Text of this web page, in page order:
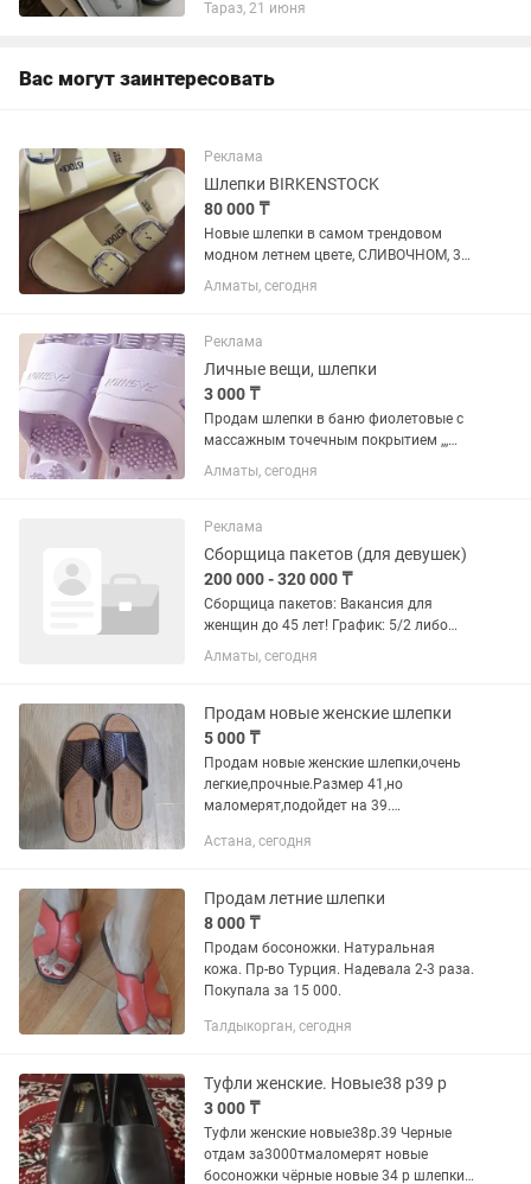
Тараз, 21 июня
Вас могут заинтересовать
Реклама
Шлепки BIRKENSTOCK
80 000 ₸
Новые шлепки в самом трендовом
модном летнем цвете, СЛИВОЧНОМ, 38
размер, покупали в Европе
Алматы, сегодня
Реклама
Личные вещи, шлепки
3 000 ₸
Продам шлепки в баню фиолетовые с
массажным точечным покрытием ,,,
мыльницы лёгкие серого цвета, на
узкую ногу ,брала себе не подошли ,у
Алматы, сегодня
Реклама
Сборщица пакетов (для девушек)
200 000 - 320 000 ₸
Сборщица пакетов: Вакансия для
женщин до 45 лет! График: 5/2 либо
6/1, в зависимостиот загруженности
производства. Смена по 11 часов, с
14:00, обед бесплатный,...
Алматы, сегодня
Продам новые женские шлепки
5 000 ₸
Продам новые женские шлепки,очень
легкие,прочные.Размер 41,но
маломерят,подойдет на 39.
районе 7 поликлиники.
Астана, сегодня
Продам летние шлепки
8 000 ₸
Продам босоножки. Натуральная
кожа. Пр-во Турция. Надевала 2-3 раза.
Покупала за 15 000.
Талдыкорган, сегодня
Туфли женские. Новые38 р39 р
3 000 ₸
Туфли женские новые38р.39 Черные
отдам за3000тмаломерят новые
босоножки чёрные новые 34 р шлепки